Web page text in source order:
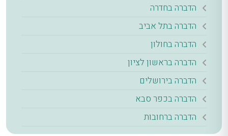
הדברה בחדרה
הדברה בתל אביב
הדברה בחולון
הדברה בראשון לציון
הדברה בירושלים
הדברה בכפר סבא
הדברה ברחובות